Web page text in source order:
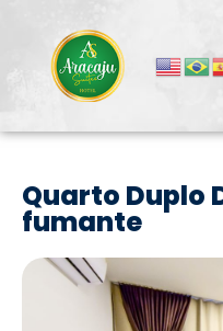
Quarto Duplo
fumante